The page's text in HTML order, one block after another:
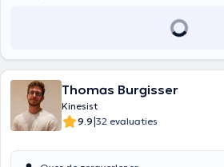
Thomas Burgisser
Kinesist
9.9|32 evaluaties